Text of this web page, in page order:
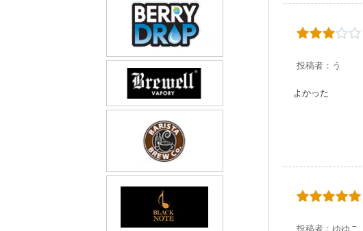
投稿者：う
よかった
投稿者：ゆゆこ